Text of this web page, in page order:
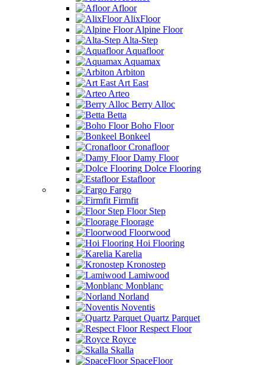
Afloor
AlixFloor
Alpine Floor
Alta-Step
Aquafloor
Aquamax
Arbiton
Art East
Arteo
Berry Alloc
Betta
Boho Floor
Bonkeel
Cronafloor
Damy Floor
Dolce Flooring
Estafloor
Fargo
Firmfit
Floor Step
Floorage
Floorwood
Hoi Flooring
Karelia
Kronostep
Lamiwood
Monblanc
Norland
Noventis
Quartz Parquet
Respect Floor
Royce
Skalla
SpaceFloor